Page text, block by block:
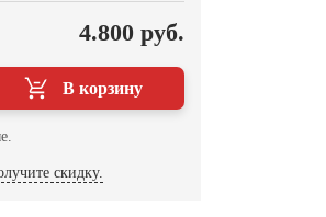
4.800 руб.
В корзину
скидку.